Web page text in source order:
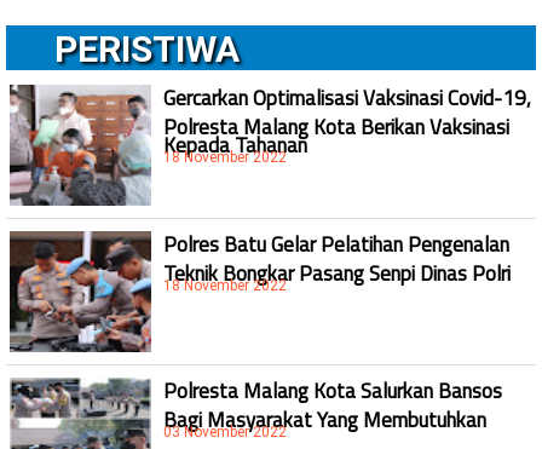
PERISTIWA
Gercarkan Optimalisasi Vaksinasi Covid-19,
Polresta Malang Kota Berikan Vaksinasi
Kepada Tahanan
18 November 2022
Polres Batu Gelar Pelatihan Pengenalan
Teknik Bongkar Pasang Senpi Dinas Polri
18 November 2022
Polresta Malang Kota Salurkan Bansos
Bagi Masyarakat Yang Membutuhkan
03 November 2022